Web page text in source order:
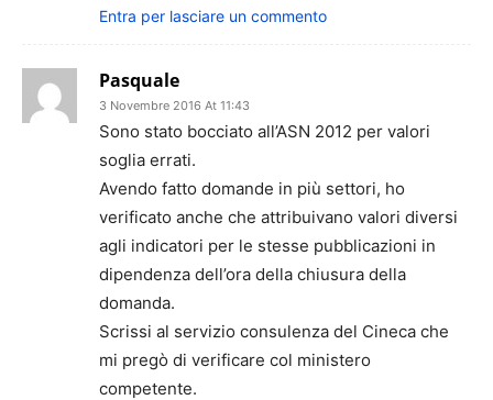
Entra per lasciare un commento
Pasquale
3 Novembre 2016 At 11:43
Sono stato bocciato all’ASN 2012 per valori
soglia errati.
Avendo fatto domande in più settori, ho
verificato anche che attribuivano valori diversi
agli indicatori per le stesse pubblicazioni in
dipendenza dell’ora della chiusura della
domanda.
Scrissi al servizio consulenza del Cineca che
mi pregò di verificare col ministero
competente.